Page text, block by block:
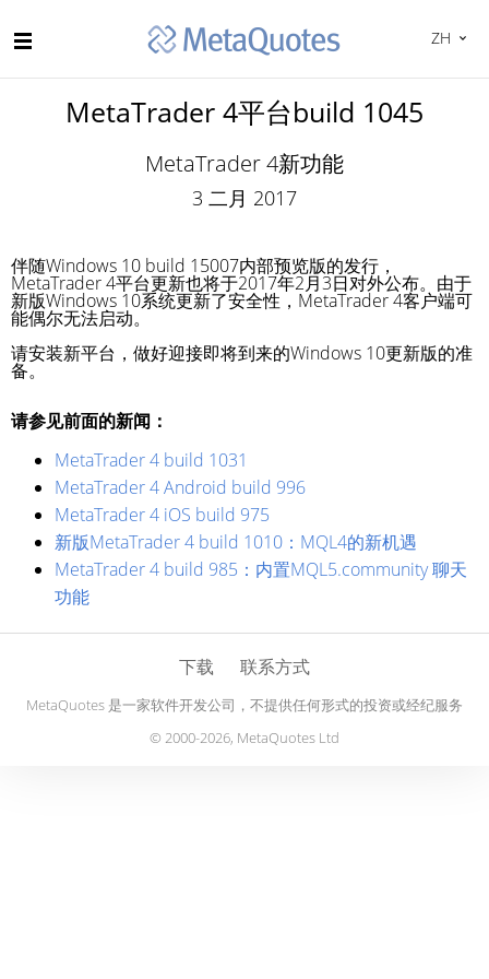
ZH
MetaTrader 4平台build 1045
MetaTrader 4新功能
3 二月 2017
伴随Windows 10 build 15007内部预览版的发行，
MetaTrader 4平台更新也将于2017年2月3日对外公布。由于
新版Windows 10系统更新了安全性，MetaTrader 4客户端可
能偶尔无法启动。
请安装新平台，做好迎接即将到来的Windows 10更新版的准
备。
请参见前面的新闻：
MetaTrader 4 build 1031
MetaTrader 4 Android build 996
MetaTrader 4 iOS build 975
新版MetaTrader 4 build 1010：MQL4的新机遇
MetaTrader 4 build 985：内置MQL5.community 聊天
功能
下载 联系方式
MetaQuotes 是一家软件开发公司，不提供任何形式的投资或经纪服务
© 2000-2026, MetaQuotes Ltd